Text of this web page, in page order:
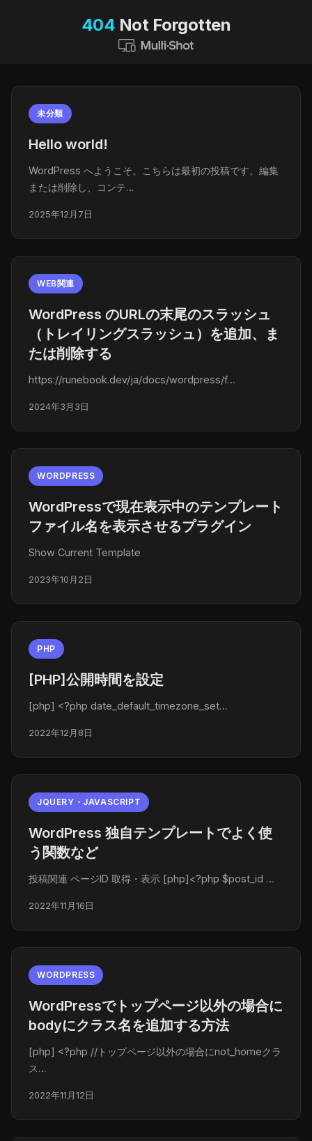
404 Not Forgotten
未分類
Hello world!
WordPress へようこそ。こちらは最初の投稿です。編集
または削除し、コンテ…
2025年12月7日
WEB関連
WordPress のURLの末尾のスラッシュ
（トレイリングスラッシュ）を追加、ま
たは削除する
https://runebook.dev/ja/docs/wordpress/f…
2024年3月3日
WORDPRESS
WordPressで現在表示中のテンプレート
ファイル名を表示させるプラグイン
Show Current Template
2023年10月2日
PHP
[PHP]公開時間を設定
[php] <?php date_default_timezone_set…
2022年12月8日
JQUERY・JAVASCRIPT
WordPress 独自テンプレートでよく使
う関数など
投稿関連 ページID 取得・表示 [php]<?php $post_id …
2022年11月16日
WORDPRESS
WordPressでトップページ以外の場合に
bodyにクラス名を追加する方法
[php] <?php //トップページ以外の場合にnot_homeクラ
ス…
2022年11月12日